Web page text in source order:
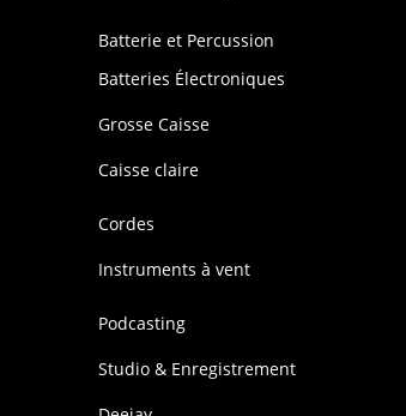
Batterie et Percussion
Batteries Électroniques
Grosse Caisse
Caisse claire
Cordes
Instruments à vent
Podcasting
Studio & Enregistrement